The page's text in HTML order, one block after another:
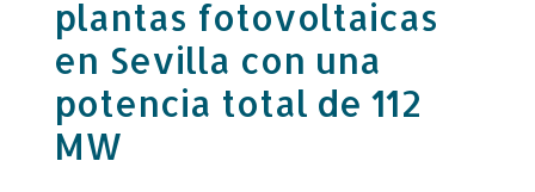
plantas fotovoltaicas
en Sevilla con una
potencia total de 112
MW